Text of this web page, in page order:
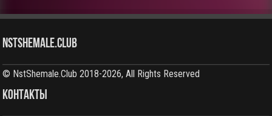
NstShemale.Club
© NstShemale.Club 2018-2026, All Rights Reserved
КОНТАКТЫ